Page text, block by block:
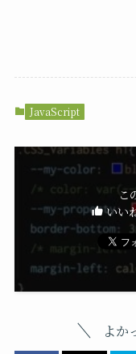
JavaScript
こ
いい
よか